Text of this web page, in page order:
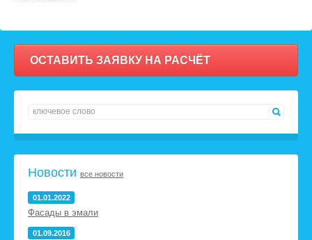
ОСТАВИТЬ ЗАЯВКУ НА РАСЧЁТ
Новости все новости
01.01.2022
Фасады в эмали
01.09.2016